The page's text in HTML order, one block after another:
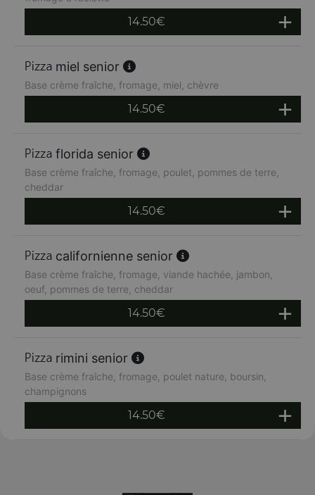
14.50€
miel senior
Base crème fraîche, fromage, miel, chèvre
14.50€
florida senior
Base crème fraîche, fromage, poulet, pommes de terre,
cheddar
14.50€
californienne senior
Base crème fraîche, fromage, viande hachée, jambon,
oeuf, pommes de terre, cheddar
14.50€
rimini senior
Base crème fraîche, fromage, poulet nature, boursin,
champignons
14.50€